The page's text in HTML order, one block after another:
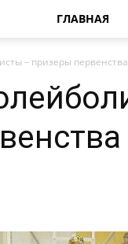
ГЛАВНАЯ
– призеры